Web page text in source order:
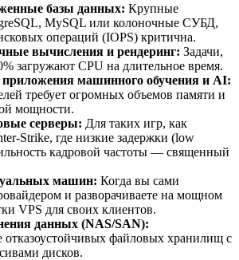
базы данных: Крупные
MySQL или колоночные СУБД,
операций (IOPS) критична.
вычисления и рендеринг: Задачи,
загружают CPU на длительное время.
приложения машинного обучения и AI:
требует огромных объемов памяти и
мощности.
серверы: Для таких игр, как
Strike, где низкие задержки (low
кадровой частоты — священный
машин: Когда вы сами
и разворачиваете на мощном
VPS для своих клиентов.
данных (NAS/SAN):
отказоустойчивых файловых хранилищ с
дисков.